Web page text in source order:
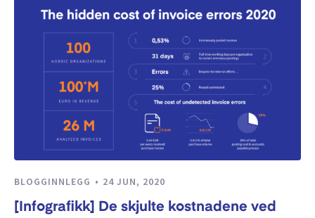
BLOGGINNLEGG 24 JUN, 2020
[Infografikk] De skjulte kostnadene ved